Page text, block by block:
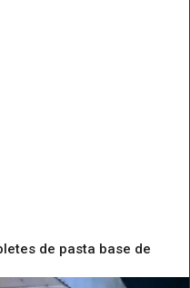
de pasta base de